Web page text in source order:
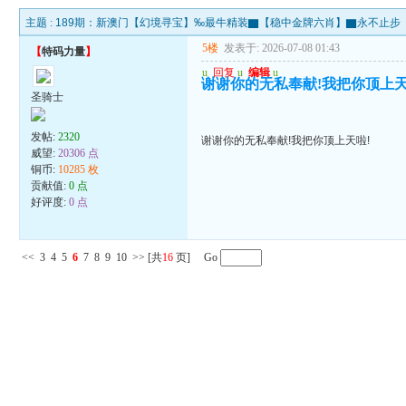
主题 : 189期：新澳门【幻境寻宝】‰最牛精装▇【稳中金牌六肖】▇永不止步
【特码力量】
圣骑士
发帖:2320
威望:20306 点
铜币: 10285 枚
贡献值:0 点
好评度:0 点
5楼 发表于: 2026-07-08 01:43
u 回复 u 编辑 u
谢谢你的无私奉献!我把你顶上
谢谢你的无私奉献!我把你顶上天啦!
<< 3 4 5 6 7 8 9 10 >> [共16 页] Go